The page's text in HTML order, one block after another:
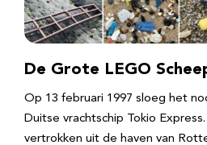
De Grote LEGO
Op 13 februari 1997 sloeg het
Duitse vrachtschip Tokio
vertrokken uit de haven van